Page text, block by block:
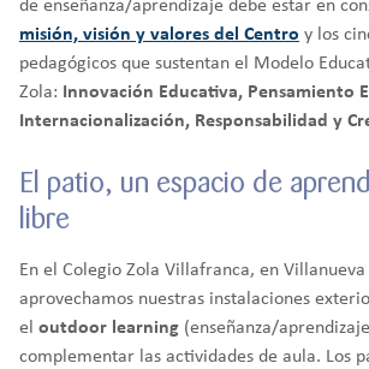
de enseñanza/aprendizaje debe estar en
misión, visión y valores del Centro y los
pedagógicos que sustentan el Modelo
Zola: Innovación Educativa, Pensamiento
Internacionalización, Responsabilidad y
El patio, un espacio de
libre
En el Colegio Zola Villafranca, en Villanueva
aprovechamos nuestras instalaciones
el outdoor learning (enseñanza/
complementar las actividades de aula. Los